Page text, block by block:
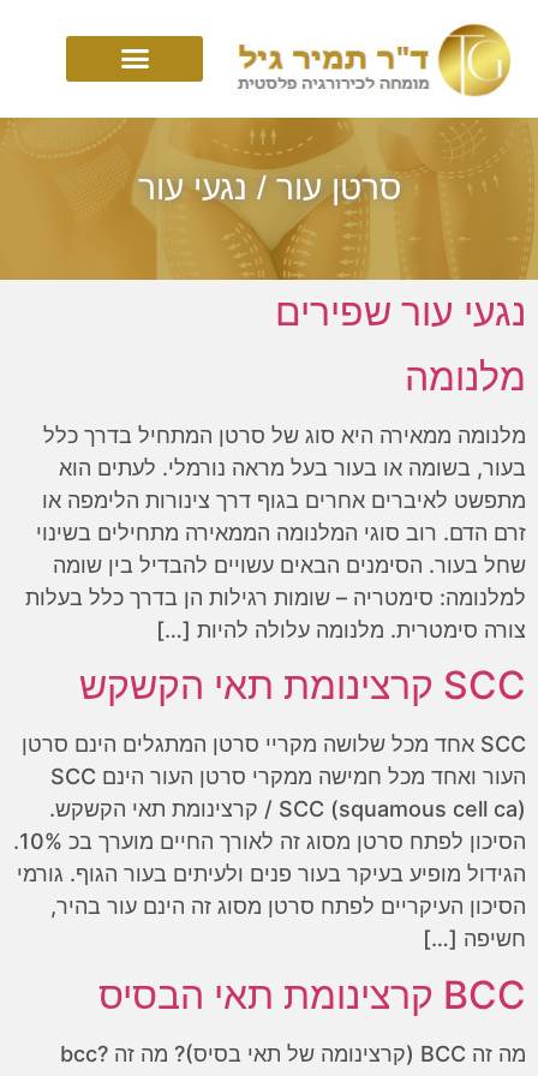
סרטן עור / נגעי עור
נגעי עור שפירים
מלנומה
מלנומה ממאירה היא סוג של סרטן המתחיל בדרך כלל
בעור, בשומה או בעור בעל מראה נורמלי. לעתים הוא
מתפשט לאיברים אחרים בגוף דרך צינורות הלימפה או
זרם הדם. רוב סוגי המלנומה הממאירה מתחילים בשינוי
שחל בעור. הסימנים הבאים עשויים להבדיל בין שומה
למלנומה: סימטריה – שומות רגילות הן בדרך כלל בעלות
צורה סימטרית. מלנומה עלולה להיות […]
SCC קרצינומת תאי הקשקש
SCC אחד מכל שלושה מקריי סרטן המתגלים הינם סרטן
העור ואחד מכל חמישה ממקרי סרטן העור הינם SCC
SCC (squamous cell ca) / קרצינומת תאי הקשקש.
הסיכון לפתח סרטן מסוג זה לאורך החיים מוערך בכ 10%.
הגידול מופיע בעיקר בעור פנים ולעיתים בעור הגוף. גורמי
הסיכון העיקריים לפתח סרטן מסוג זה הינם עור בהיר,
חשיפה […]
BCC קרצינומת תאי הבסיס
מה זה BCC (קרצינומה של תאי בסיס)? מה זה bcc?